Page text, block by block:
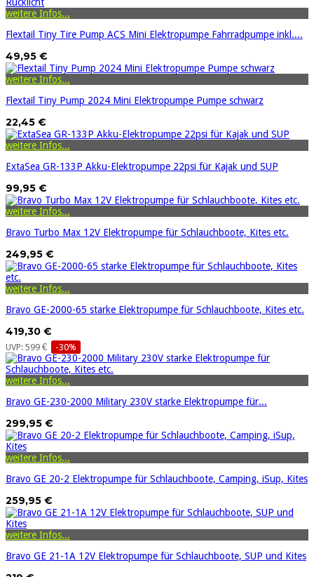
weitere Infos...
Flextail Tiny Tire Pump ACS Mini Elektropumpe Fahrradpumpe inkl....
49,95 €
weitere Infos...
Flextail Tiny Pump 2024 Mini Elektropumpe Pumpe schwarz
22,45 €
weitere Infos...
ExtaSea GR-133P Akku-Elektropumpe 22psi für Kajak und SUP
99,95 €
weitere Infos...
Bravo Turbo Max 12V Elektropumpe für Schlauchboote, Kites etc.
249,95 €
weitere Infos...
Bravo GE-2000-65 starke Elektropumpe für Schlauchboote, Kites etc.
419,30 €
UVP: 599 € -30%
weitere Infos...
Bravo GE-230-2000 Military 230V starke Elektropumpe für...
299,95 €
weitere Infos...
Bravo GE 20-2 Elektropumpe für Schlauchboote, Camping, iSup, Kites
259,95 €
weitere Infos...
Bravo GE 21-1A 12V Elektropumpe für Schlauchboote, SUP und Kites